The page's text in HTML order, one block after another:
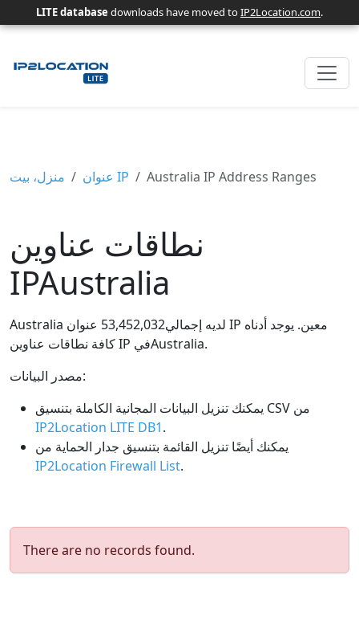
LITE database downloads have moved toIP2Location.com.
منزل، بيت عنوان IP Australia IP Address Ranges
نطاقات عناوين
IPAustralia
Australia لديه إجمالي53,452,032 عنوان IP معين. يوجد أدناه
كافة نطاقات عناوين IP فيAustralia.
مصدر البيانات:
يمكنك تنزيل البيانات المجانية الكاملة بتنسيق CSV من
IP2Location LITE DB1.
يمكنك أيضًا تنزيل القائمة بتنسيق جدار الحماية من
IP2Location Firewall List.
There are no records found.